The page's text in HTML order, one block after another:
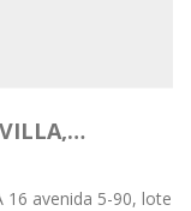
16 avenida 5-90, lote